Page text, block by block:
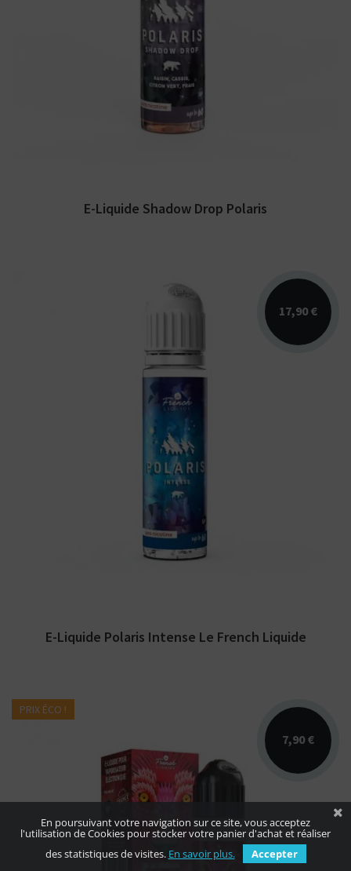
Arômes : cassis, citron vert, raisin, fraicheur.
E-liquide Polaris Le French Liquide par LIPS....
E-Liquide Shadow Drop Polaris
17,90 €
Arômes : fraîcheur intense. Polaris. E-liquide
disponible en 50ml pour 60ml d'e-liquide.
E-Liquide Polaris Intense Le French Liquide
PRIX ÉCO !
7,90 €
En poursuivant votre navigation sur ce site, vous acceptez
l'utilisation de Cookies pour stocker votre panier d'achat et réaliser
des statistiques de visites. En savoir plus. Accepter